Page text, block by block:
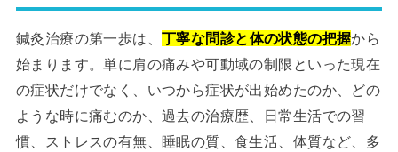
鍼灸治療の第一歩は、丁寧な問診と体の状態の把握から
始まります。単に肩の痛みや可動域の制限といった現在
の症状だけでなく、いつから症状が出始めたのか、どの
ような時に痛むのか、過去の治療歴、日常生活での習
慣、ストレスの有無、睡眠の質、食生活、体質など、多